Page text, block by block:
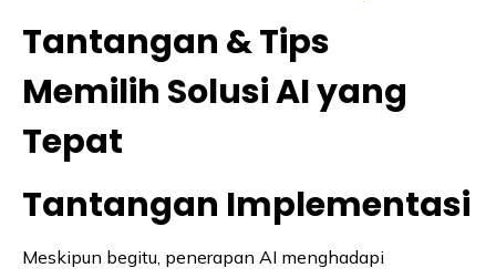
Tantangan & Tips
Memilih Solusi AI yang
Tepat
Tantangan Implementasi
Meskipun begitu, penerapan AI menghadapi